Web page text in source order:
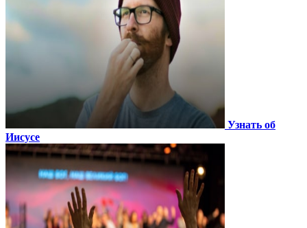
Узнать об
Иисусе